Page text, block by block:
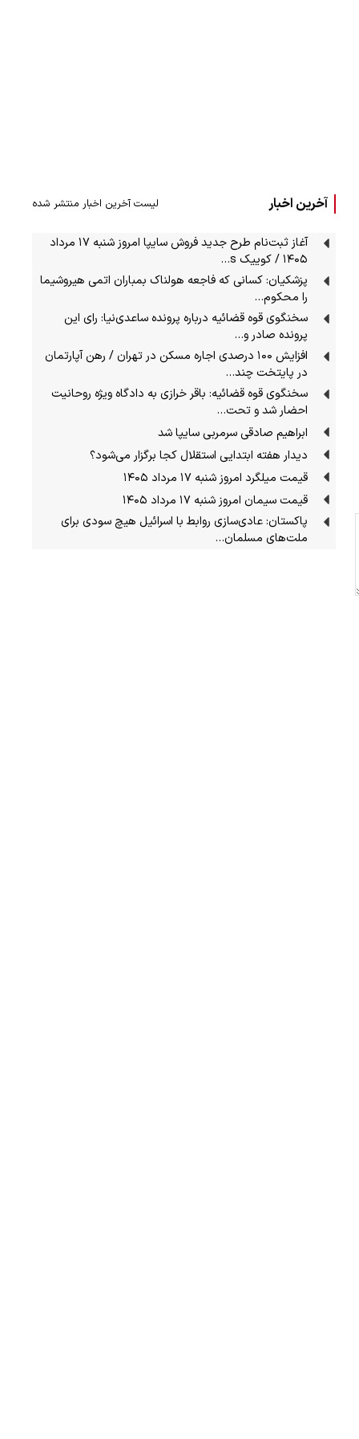
آخرین اخبار لیست آخرین اخبار منتشر شده
آغاز ثبت‌نام طرح جدید فروش سایپا امروز شنبه ۱۷ مرداد
۱۴۰۵ / کوییک s…
پزشکیان: کسانی که فاجعه هولناک بمباران اتمی هیروشیما
را محکوم…
سخنگوی قوه قضائیه درباره پرونده ساعدی‌نیا: رای این
پرونده صادر و…
افزایش ۱۰۰ درصدی اجاره مسکن در تهران / رهن آپارتمان
در پایتخت چند…
سخنگوی قوه قضائیه: باقر خرازی به دادگاه ویژه روحانیت
احضار شد و تحت…
ابراهیم صادقی سرمربی سایپا شد
دیدار هفته ابتدایی استقلال کجا برگزار می‌شود؟
قیمت میلگرد امروز شنبه ۱۷ مرداد ۱۴۰۵
قیمت سیمان امروز شنبه ۱۷ مرداد ۱۴۰۵
پاکستان: عادی‌سازی روابط با اسرائیل هیچ سودی برای
ملت‌های مسلمان…